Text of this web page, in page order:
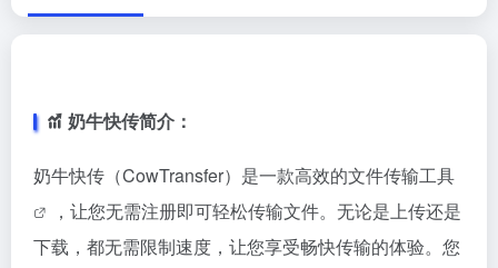
奶牛快传简介：
奶牛快传（CowTransfer）是一款高效的文件传输工具
，让您无需注册即可轻松传输文件。无论是上传还是
下载，都无需限制速度，让您享受畅快传输的体验。您